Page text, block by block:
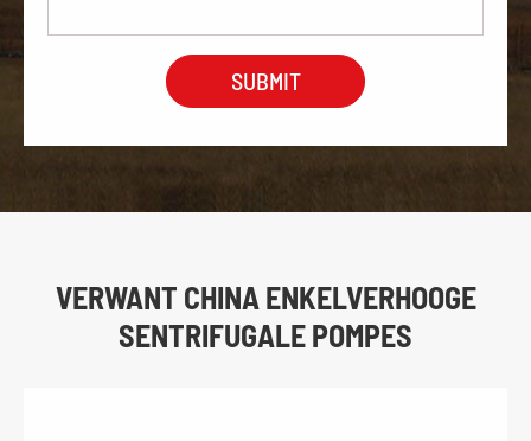
VERWANT CHINA ENKELVERHOOGE
SENTRIFUGALE POMPES